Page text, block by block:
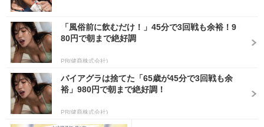
「風俗前に飲むだけ！」45分で3回戦も余裕！9
80円で朝まで絶好調
PR(健商株式会社)
バイアグラは捨てた「65歳が45分で3回戦も余
裕」980円で朝まで絶好調！
PR(健商株式会社)